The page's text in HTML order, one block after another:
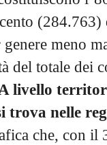
meno
del totale dei
livello
trova nelle
che, con